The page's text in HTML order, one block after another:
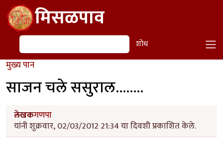
Skip to main contentमिसळपाव
शोध शोध
मुख्य पान
साजन चले ससुराल........
लेखकगणपा
यांनी शुक्रवार, 02/03/2012 21:34 या दिवशी प्रकाशित केले.